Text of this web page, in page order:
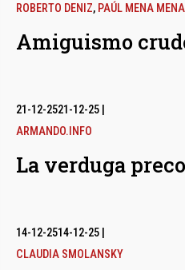
ROBERTO DENIZ, PAÚL MENA MENA
Amiguismo
21-12-2521-12-25
ARMANDO.INFO
La verduga
14-12-2514-12-25
CLAUDIA SMOLANSKY